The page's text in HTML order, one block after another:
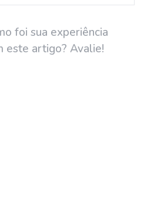
foi sua experiência
este artigo? Avalie!